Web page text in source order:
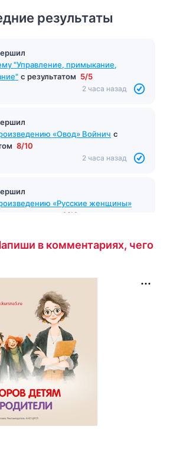
результаты
"Управление, примыкание,
с результатом 5/5
2 часа назад
«Овод» Войнич с
8/10
2 часа назад
«Русские женщины»
6/10
в комментариях, чего